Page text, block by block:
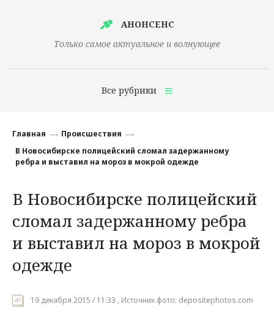
АНОНСЕНС
Только самое актуальное и волнующее
Все рубрики
Финансы
Наука
Культура
Общество
Политика
Мнения
Главная
Происшествия
В Новосибирске полицейский сломал задержанному
ребра и выставил на мороз в мокрой одежде
В Новосибирске полицейский
сломал задержанному ребра
и выставил на мороз в мокрой
одежде
19 декабря 2015 / 11:33 , Источник фото: depositephotos.com